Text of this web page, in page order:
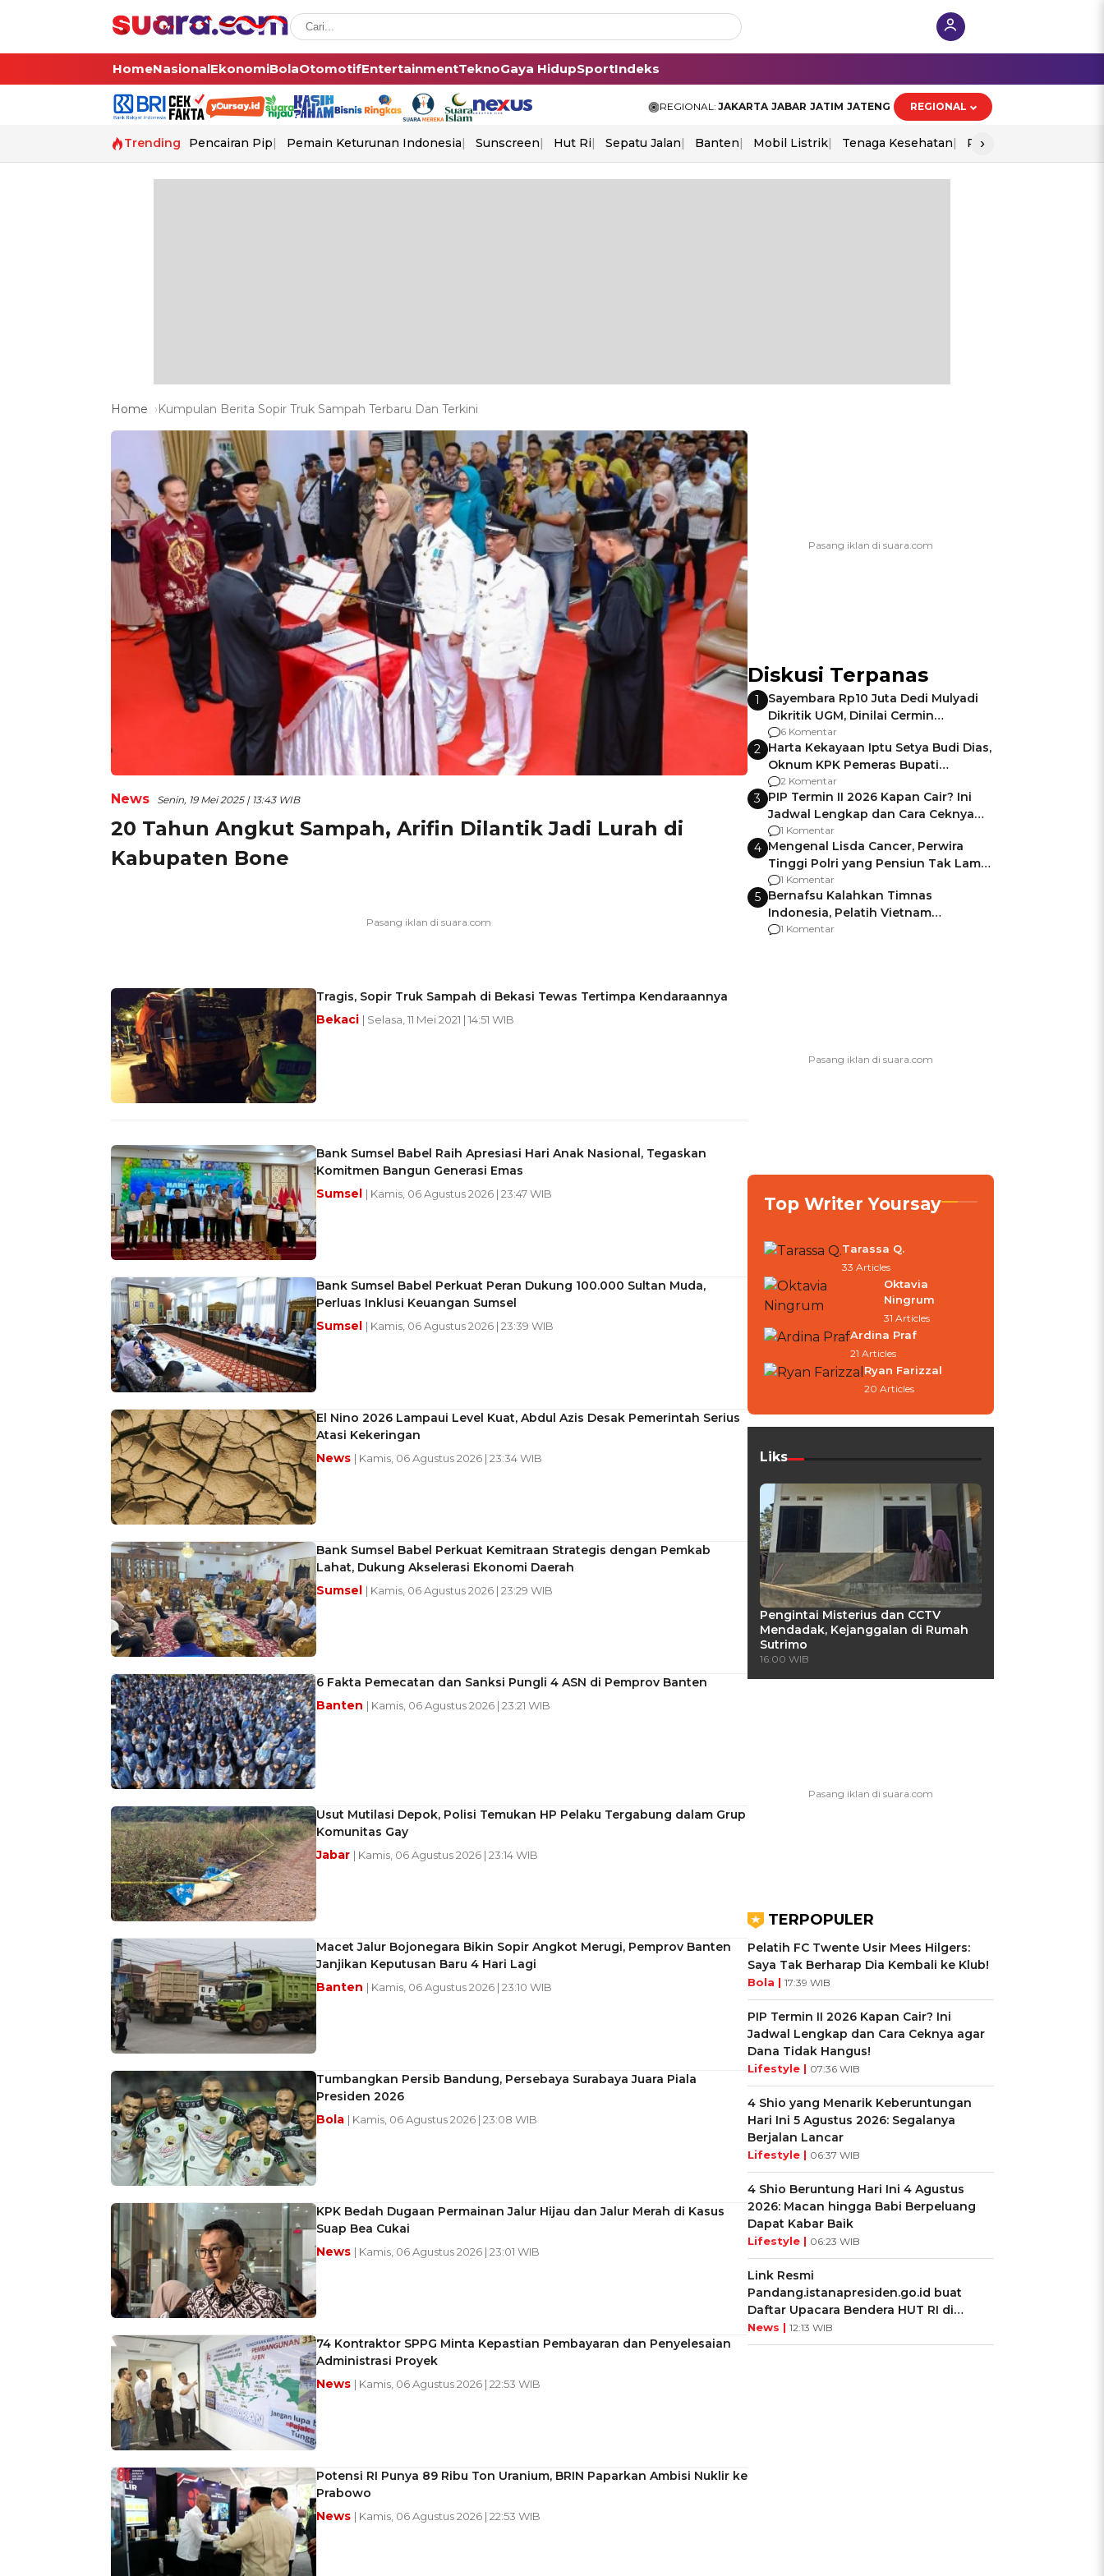
HomeNasionalEkonomiBolaOtomotifEntertainmentTeknoGaya HidupSportIndeks
REGIONAL: JAKARTA JABAR JATIM JATENG REGIONAL
Trending Pencairan Pip Pemain Keturunan Indonesia Sunscreen Hut Ri Sepatu Jalan Banten Mobil Listrik Tenaga Kesehatan Perang As-Iran
›
Home Kumpulan Berita Sopir Truk Sampah Terbaru Dan Terkini
News Senin, 19 Mei 2025 | 13:43 WIB
20 Tahun Angkut Sampah, Arifin Dilantik Jadi Lurah di
Kabupaten Bone
Tragis, Sopir Truk Sampah di Bekasi Tewas Tertimpa Kendaraannya
Bekaci | Selasa, 11 Mei 2021 | 14:51 WIB
Bank Sumsel Babel Raih Apresiasi Hari Anak Nasional, Tegaskan
Komitmen Bangun Generasi Emas
Sumsel | Kamis, 06 Agustus 2026 | 23:47 WIB
Bank Sumsel Babel Perkuat Peran Dukung 100.000 Sultan Muda,
Perluas Inklusi Keuangan Sumsel
Sumsel | Kamis, 06 Agustus 2026 | 23:39 WIB
El Nino 2026 Lampaui Level Kuat, Abdul Azis Desak Pemerintah Serius
Atasi Kekeringan
News | Kamis, 06 Agustus 2026 | 23:34 WIB
Bank Sumsel Babel Perkuat Kemitraan Strategis dengan Pemkab
Lahat, Dukung Akselerasi Ekonomi Daerah
Sumsel | Kamis, 06 Agustus 2026 | 23:29 WIB
6 Fakta Pemecatan dan Sanksi Pungli 4 ASN di Pemprov Banten
Banten | Kamis, 06 Agustus 2026 | 23:21 WIB
Usut Mutilasi Depok, Polisi Temukan HP Pelaku Tergabung dalam Grup
Komunitas Gay
Jabar | Kamis, 06 Agustus 2026 | 23:14 WIB
Macet Jalur Bojonegara Bikin Sopir Angkot Merugi, Pemprov Banten
Janjikan Keputusan Baru 4 Hari Lagi
Banten | Kamis, 06 Agustus 2026 | 23:10 WIB
Tumbangkan Persib Bandung, Persebaya Surabaya Juara Piala
Presiden 2026
Bola | Kamis, 06 Agustus 2026 | 23:08 WIB
KPK Bedah Dugaan Permainan Jalur Hijau dan Jalur Merah di Kasus
Suap Bea Cukai
News | Kamis, 06 Agustus 2026 | 23:01 WIB
74 Kontraktor SPPG Minta Kepastian Pembayaran dan Penyelesaian
Administrasi Proyek
News | Kamis, 06 Agustus 2026 | 22:53 WIB
Potensi RI Punya 89 Ribu Ton Uranium, BRIN Paparkan Ambisi Nuklir ke
Prabowo
News | Kamis, 06 Agustus 2026 | 22:53 WIB
Diskusi Terpanas
1
Sayembara Rp10 Juta Dedi Mulyadi
Dikritik UGM, Dinilai Cermin
Gagalnya Negara Jamin Keamanan
6 Komentar
2 Harta Kekayaan Iptu Setya Budi Dias,
Oknum KPK Pemeras Bupati
Pemalang
2 Komentar
3 PIP Termin II 2026 Kapan Cair? Ini
Jadwal Lengkap dan Cara Ceknya
agar Dana Tidak Hangus!
1 Komentar
4 Mengenal Lisda Cancer, Perwira
Tinggi Polri yang Pensiun Tak Lama
Usai Jadi Brigjen
1 Komentar
5 Bernafsu Kalahkan Timnas
Indonesia, Pelatih Vietnam
Berencana Pakai Jimat di Pakansari
1 Komentar
Top Writer Yoursay
Tarassa Q.
33 Articles
Oktavia
Ningrum
31 Articles
Ardina Praf
21 Articles
Ryan Farizzal
20 Articles
Liks
Pengintai Misterius dan CCTV
Mendadak, Kejanggalan di Rumah
Sutrimo
16:00 WIB
TERPOPULER
Pelatih FC Twente Usir Mees Hilgers:
Saya Tak Berharap Dia Kembali ke Klub!
Bola | 17:39 WIB
PIP Termin II 2026 Kapan Cair? Ini
Jadwal Lengkap dan Cara Ceknya agar
Dana Tidak Hangus!
Lifestyle | 07:36 WIB
4 Shio yang Menarik Keberuntungan
Hari Ini 5 Agustus 2026: Segalanya
Berjalan Lancar
Lifestyle | 06:37 WIB
4 Shio Beruntung Hari Ini 4 Agustus
2026: Macan hingga Babi Berpeluang
Dapat Kabar Baik
Lifestyle | 06:23 WIB
Link Resmi
Pandang.istanapresiden.go.id buat
Daftar Upacara Bendera HUT RI di
Istana Negara
News | 12:13 WIB